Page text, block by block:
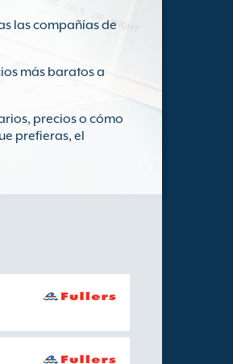
las compañías de
más baratos a
precios o cómo
prefieras, el